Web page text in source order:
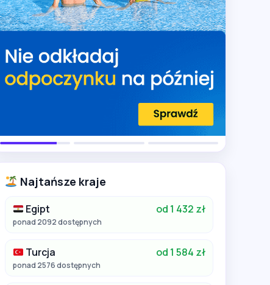
Najtańsze kraje
Egipt od 1 432 zł
ponad 2092 dostępnych
Turcja od 1 584 zł
ponad 2576 dostępnych